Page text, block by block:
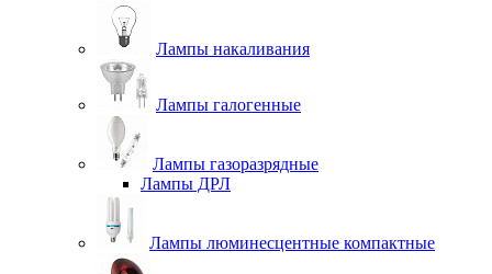
Лампы накаливания
Лампы галогенные
Лампы газоразрядные
Лампы ДРЛ
Лампы люминесцентные компактные